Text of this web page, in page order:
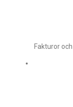
Fakturor